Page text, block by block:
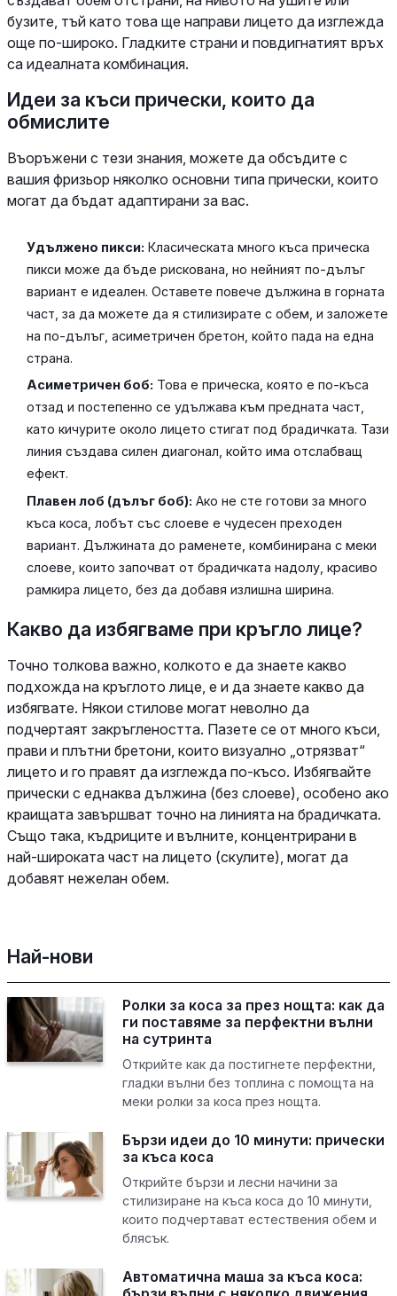
бузите, тъй като това ще направи лицето да изглежда
още по-широко. Гладките страни и повдигнатият връх
са идеалната комбинация.
Идеи за къси прически, които да
обмислите
Въоръжени с тези знания, можете да обсъдите с
вашия фризьор няколко основни типа прически, които
могат да бъдат адаптирани за вас.
Удължено пикси: Класическата много къса прическа
пикси може да бъде рискована, но нейният по-дълъг
вариант е идеален. Оставете повече дължина в горната
част, за да можете да я стилизирате с обем, и заложете
на по-дълъг, асиметричен бретон, който пада на една
страна.
Асиметричен боб: Това е прическа, която е по-къса
отзад и постепенно се удължава към предната част,
като кичурите около лицето стигат под брадичката. Тази
линия създава силен диагонал, който има отслабващ
ефект.
Плавен лоб (дълъг боб): Ако не сте готови за много
къса коса, лобът със слоеве е чудесен преходен
вариант. Дължината до раменете, комбинирана с меки
слоеве, които започват от брадичката надолу, красиво
рамкира лицето, без да добавя излишна ширина.
Какво да избягваме при кръгло лице?
Точно толкова важно, колкото е да знаете какво
подхожда на кръглото лице, е и да знаете какво да
избягвате. Някои стилове могат неволно да
подчертаят закръглеността. Пазете се от много къси,
прави и плътни бретони, които визуално „отрязват“
лицето и го правят да изглежда по-късо. Избягвайте
прически с еднаква дължина (без слоеве), особено ако
краищата завършват точно на линията на брадичката.
Също така, къдриците и вълните, концентрирани в
най-широката част на лицето (скулите), могат да
добавят нежелан обем.
Най-нови
Ролки за коса за през нощта: как да
ги поставяме за перфектни вълни
на сутринта
Открийте как да постигнете перфектни,
гладки вълни без топлина с помощта на
меки ролки за коса през нощта.
Бързи идеи до 10 минути: прически
за къса коса
Открийте бързи и лесни начини за
стилизиране на къса коса до 10 минути,
които подчертават естествения обем и
блясък.
Автоматична маша за къса коса: